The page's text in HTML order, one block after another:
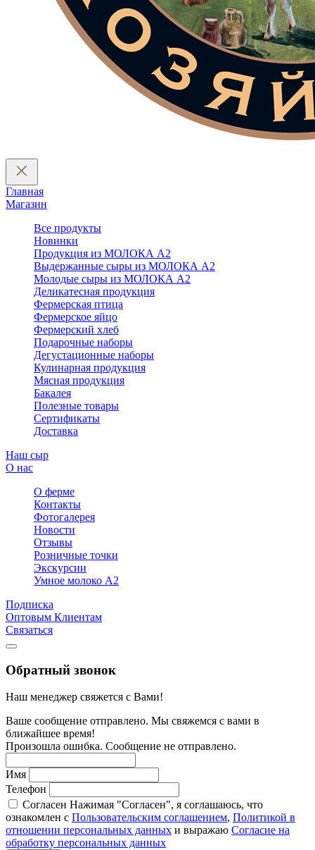
Главная
Магазин
Все продукты
Новинки
Продукция из МОЛОКА А2
Выдержанные сыры из МОЛОКА А2
Молодые сыры из МОЛОКА А2
Деликатесная продукция
Фермерская птица
Фермерское яйцо
Фермерский хлеб
Подарочные наборы
Дегустационные наборы
Кулинарная продукция
Мясная продукция
Бакалея
Полезные товары
Сертификаты
Доставка
Наш сыр
О нас
О ферме
Контакты
Фотогалерея
Новости
Отзывы
Розничные точки
Экскурсии
Умное молоко А2
Подписка
Оптовым Клиентам
Связаться
Обратный звонок
Наш менеджер свяжется с Вами!
Ваше сообщение отправлено. Мы свяжемся с вами в
ближайшее время!
Произошла ошибка. Сообщение не отправлено.
Имя
Телефон
Согласен Нажимая "Согласен", я соглашаюсь, что
ознакомлен с Пользовательским соглашением, Политикой в
отношении персональных данных и выражаю Согласие на
обработку персональных данных